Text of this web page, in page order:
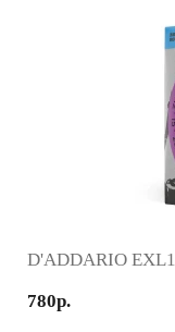
D'ADDARIO
780р.